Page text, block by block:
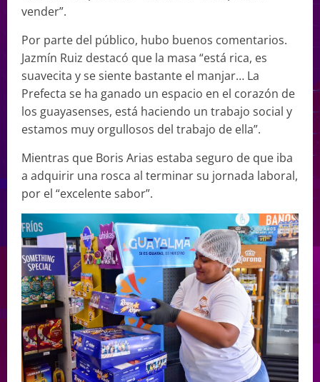
vender”.
Por parte del público, hubo buenos comentarios.
Jazmín Ruiz destacó que la masa “está rica, es
suavecita y se siente bastante el manjar… La
Prefecta se ha ganado un espacio en el corazón de
los guayasenses, está haciendo un trabajo social y
estamos muy orgullosos del trabajo de ella”.
Mientras que Boris Arias estaba seguro de que iba
a adquirir una rosca al terminar su jornada laboral,
por el “excelente sabor”.